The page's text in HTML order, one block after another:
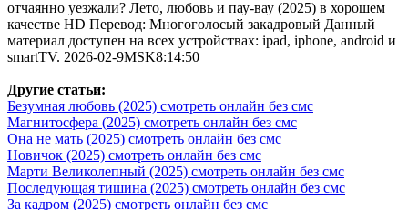
отчаянно уезжали? Лето, любовь и пау-вау (2025) в хорошем
качестве HD Перевод: Многоголосый закадровый Данный
материал доступен на всех устройствах: ipad, iphone, android и
smartTV. 2026-02-9MSK8:14:50
Другие статьи:
Безумная любовь (2025) смотреть онлайн без смс
Магнитосфера (2025) смотреть онлайн без смс
Она не мать (2025) смотреть онлайн без смс
Новичок (2025) смотреть онлайн без смс
Марти Великолепный (2025) смотреть онлайн без смс
Последующая тишина (2025) смотреть онлайн без смс
За кадром (2025) смотреть онлайн без смс